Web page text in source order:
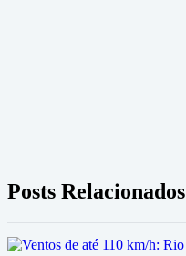
Posts Relacionados